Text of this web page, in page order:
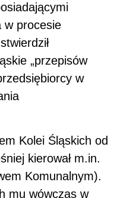
w procesie
„przepisów
w
Kolei Śląskich od
kierował m.in.
Komunalnym).
mu wówczas w